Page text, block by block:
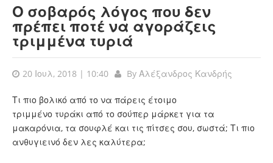
Ο σοβαρός λόγος που δεν
πρέπει ποτέ να αγοράζεις
τριμμένα τυριά
20 Ιουλ, 2018 | 10:40 By Αλέξανδρος Κανδρής
Τι πιο βολικό από το να πάρεις έτοιμο
τριμμένο τυράκι από το σούπερ μάρκετ για τα
μακαρόνια, τα σουφλέ και τις πίτσες σου, σωστά; Τι πιο
ανθυγιεινό δεν λες καλύτερα;